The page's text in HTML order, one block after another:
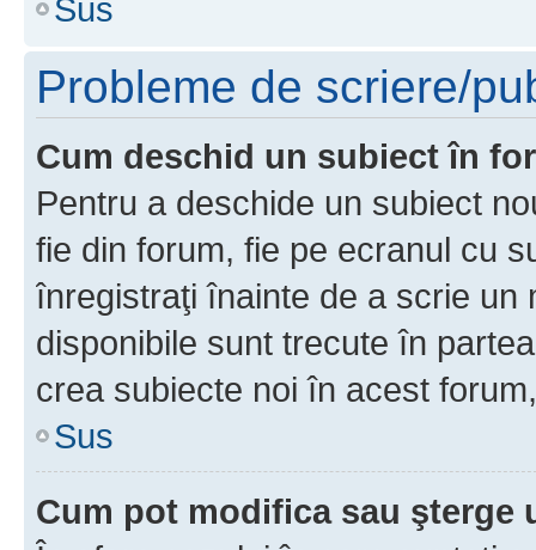
Sus
Probleme de scriere/
Cum deschid un subiect în
Pentru a deschide un subiect
fie din forum, fie pe ecranul cu
înregistraţi înainte de a scrie un
disponibile sunt trecute în
crea subiecte noi în acest
Sus
Cum pot modifica sau şterge